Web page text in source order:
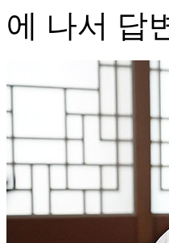
에 나서 답